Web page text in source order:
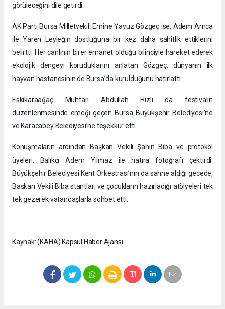
görüleceğini dile getirdi.
AK Parti Bursa Milletvekili Emine Yavuz Gözgeç ise, Adem Amca
ile Yaren Leyleğin dostluğuna bir kez daha şahitlik ettiklerini
belirtti. Her canlının birer emanet olduğu bilinciyle hareket ederek
ekolojik dengeyi koruduklarını anlatan Gözgeç, dünyanın ilk
hayvan hastanesinin de Bursa’da kurulduğunu hatırlattı.
Eskikaraağaç Muhtarı Abdullah Hızlı da festivalin
düzenlenmesinde emeği geçen Bursa Büyükşehir Belediyesi’ne
ve Karacabey Belediyesi’ne teşekkür etti.
Konuşmaların ardından Başkan Vekili Şahin Biba ve protokol
üyeleri, Balıkçı Adem Yılmaz ile hatıra fotoğrafı çektirdi.
Büyükşehir Belediyesi Kent Orkestrası’nın da sahne aldığı gecede,
Başkan Vekili Biba stantları ve çocukların hazırladığı atölyeleri tek
tek gezerek vatandaşlarla sohbet etti.
Kaynak: (KAHA) Kapsül Haber Ajansı